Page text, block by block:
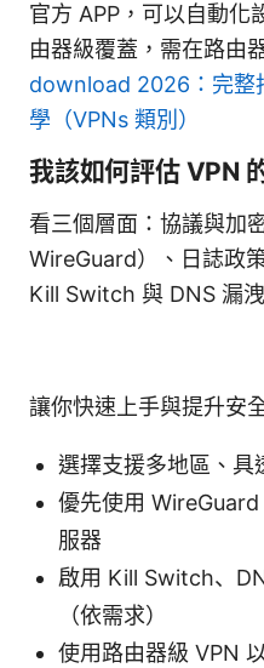
官方 APP，可以自動化
由器級覆蓋，需在路由
download 2026：完整
學（VPNs 類別）
我該如何評估 VPN
看三個層面：協議與加
WireGuard）、日誌政
Kill Switch 與 DNS 漏洩
讓你快速上手與提升安
選擇支援多地區、具
優先使用
服器
啟用 Kill Switch、
（依需求）
使用路由器級 VPN